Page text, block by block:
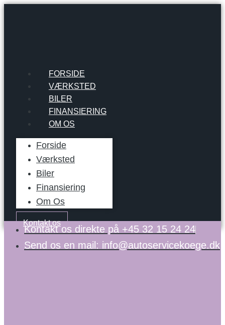
FORSIDE
VÆRKSTED
BILER
FINANSIERING
OM OS
Forside
Værksted
Biler
Finansiering
Om Os
Kontakt os
Kontakt os direkte på +45 32 15 24 24
Send os en mail: info@autoservicekoege.dk